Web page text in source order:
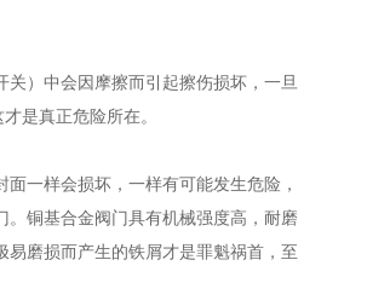
）中会因摩擦而引起擦伤损坏，一旦
是真正危险所在。
一样会损坏，一样有可能发生危险，
铜基合金阀门具有机械强度高，耐磨
磨损而产生的铁屑才是罪魁祸首，至